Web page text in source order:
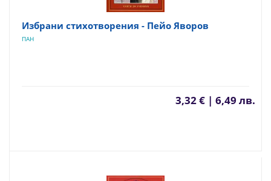
Избрани стихотворения - Пейо Яворов
ПАН
3,32 € | 6,49 лв.